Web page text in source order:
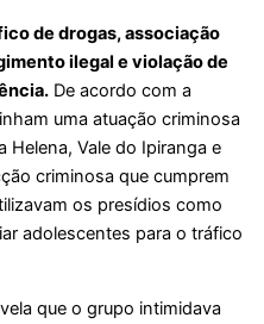
de drogas, associação
ilegal e violação de
De acordo com a
uma atuação criminosa
Helena, Vale do Ipiranga e
criminosa que cumprem
os presídios como
adolescentes para o tráfico
que o grupo intimidava